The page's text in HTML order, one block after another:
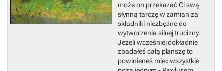
może on przekazać Ci swą
słynną tarczę w zamian za
składniki niezbędne do
wytworzenia silnej trucizny.
Jeżeli wcześniej dokładnie
zbadałeś całą planszę to
powinieneś mieć wszystkie